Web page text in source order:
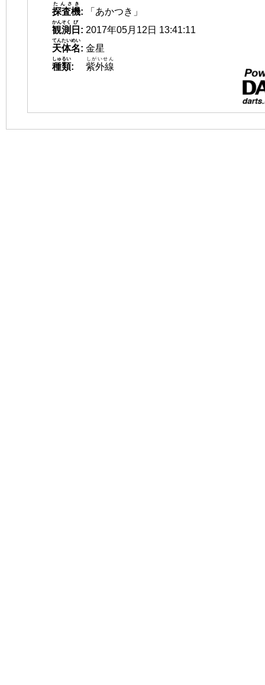
探査機
たんさき
:
「あかつき」
観測
かんそく
日
び
: 2017年05月12日 13:41:11
天体名
てんたいめい
: 金星
種類
しゅるい
: 紫外線
しがいせん